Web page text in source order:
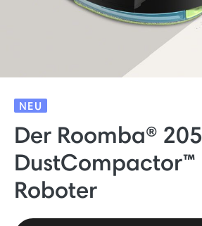
NEU
Der Roomba® 205
Roboter